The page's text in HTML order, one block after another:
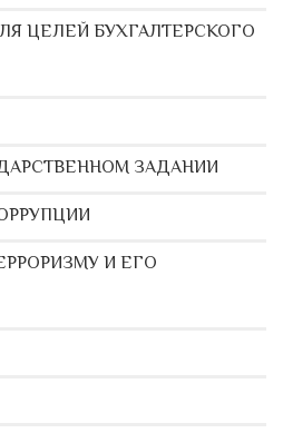
ЦЕЛЕЙ БУХГАЛТЕРСКОГО
ЗАДАНИИ
И ЕГО